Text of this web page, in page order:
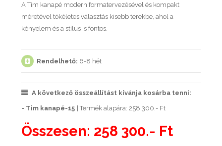
A Tim kanapé modern formatervezésével és kompakt
méretével tökéletes választás kisebb terekbe, ahol a
kényelem és a stílus is fontos.
Rendelhető: 6-8 hét
A következő összeállítást kívánja kosárba tenni:
- Tim kanapé-15 |Termék alapára: 258 300.- Ft
Összesen: 258 300.- Ft